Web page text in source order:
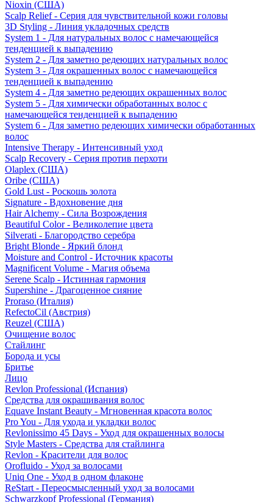
Nioxin (США)
Scalp Relief - Серия для чувствительной кожи головы
3D Styling - Линия укладочных средств
System 1 - Для натуральных волос с намечающейся
тенденцией к выпадению
System 2 - Для заметно редеющих натуральных волос
System 3 - Для окрашенных волос с намечающейся
тенденцией к выпадению
System 4 - Для заметно редеющих окрашенных волос
System 5 - Для химически обработанных волос с
намечающейся тенденцией к выпадению
System 6 - Для заметно редеющих химически обработанных
волос
Intensive Therapy - Интенсивный уход
Scalp Recovery - Серия против перхоти
Olaplex (США)
Oribe (США)
Gold Lust - Роскошь золота
Signature - Вдохновение дня
Hair Alchemy - Сила Возрождения
Beautiful Color - Великолепие цвета
Silverati - Благородство серебра
Bright Blonde - Яркий блонд
Moisture and Control - Источник красоты
Magnificent Volume - Магия объема
Serene Scalp - Истинная гармония
Supershine - Драгоценное сияние
Proraso (Италия)
RefectoCil (Австрия)
Reuzel (США)
Очищение волос
Стайлинг
Борода и усы
Бритье
Лицо
Revlon Professional (Испания)
Средства для окрашивания волос
Equave Instant Beauty - Мгновенная красота волос
Pro You - Для ухода и укладки волос
Revlonissimo 45 Days - Уход для окрашенных волосы
Style Masters - Средства для стайлинга
Revlon - Красители для волос
Orofluido - Уход за волосами
Uniq One - Уход в одном флаконе
ReStart - Переосмысленный уход за волосами
Schwarzkopf Professional (Германия)